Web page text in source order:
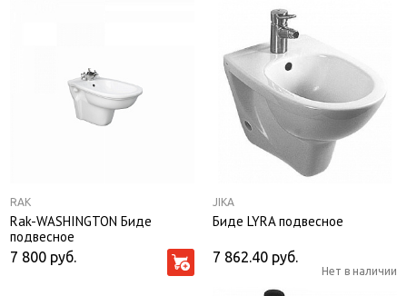
RAK
Rak-WASHINGTON Биде
подвесное
7 800 руб.
JIKA
Биде LYRA подвесное
7 862.40 руб.
Нет в наличии